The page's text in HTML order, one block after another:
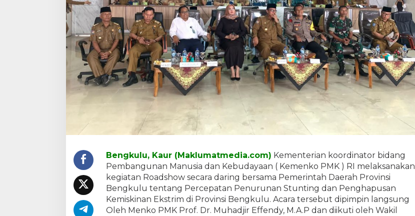
P
e
n
u
r
u
n
a
n
S
t
D
a
n
e
m
i
Bengkulu, Kaur (Maklumatmedia.com) Kementerian koordinator bidang
Pembangunan Manusia dan Kebudayaan ( Kemenko PMK ) RI melaksanakan
kegiatan Roadshow secara daring bersama Pemerintah Daerah Provinsi
Bengkulu tentang Percepatan Penurunan Stunting dan Penghapusan
Kemiskinan Ekstrim di Provinsi Bengkulu. Acara tersebut dipimpin langsung
Oleh Menko PMK Prof. Dr. Muhadjir Effendy, M.A.P dan diikuti oleh Wakil